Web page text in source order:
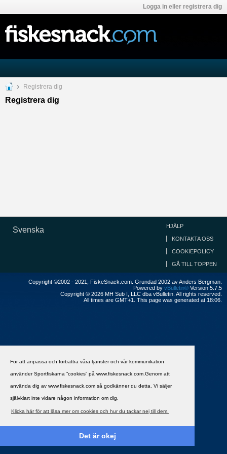
För att anpassa och förbättra våra tjänster och vår kommunikation
använder Sportfiskarna ”cookies” på www.fiskesnack.com.Genom att
använda dig av www.fiskesnack.com så godkänner du detta. Vi säljer
självklart inte vidare någon information om dig.
Klicka här för att läsa mer om cookies och hur du tackar nej till dem.
Det är okej
Logga in eller registrera dig
Registrera dig
Registrera dig
Svenska HJÄLP
KONTAKTA OSS
COOKIEPOLICY
GÅ TILL TOPPEN
Copyright ©2002 - 2021, FiskeSnack.com. Grundad 2002 av Anders Bergman.
Powered by vBulletin® Version 5.7.5
Copyright © 2026 MH Sub I, LLC dba vBulletin. All rights reserved.
All times are GMT+1. This page was generated at 18:06.